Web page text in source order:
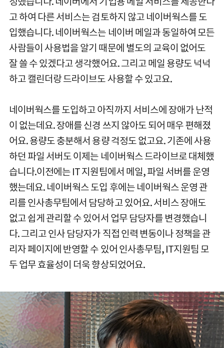
고 하여 다른 서비스는 검토하지 않고 네이버웍스를 도
입했습니다. 네이버웍스는 네이버 메일과 동일하여 모든
사람들이 사용법을 알기 때문에 별도의 교육이 없어도
잘 쓸 수 있겠다고 생각했어요. 그리고 메일 용량도 넉넉
하고 캘린더랑 드라이브도 사용할 수 있고요.
네이버웍스를 도입하고 아직까지 서비스에 장애가 난적
이 없는데요. 장애를 신경 쓰지 않아도 되어 매우 편해졌
어요. 용량도 충분해서 용량 걱정도 없고요. 기존에 사용
하던 파일 서버도 이제는 네이버웍스 드라이브로 대체했
습니다.이전에는 IT 지원팀에서 메일, 파일 서버를 운영
했는데요. 네이버웍스 도입 후에는 네이버웍스 운영 관
리를 인사총무팀에서 담당하고 있어요. 서비스 장애도
없고 쉽게 관리할 수 있어서 업무 담당자를 변경했습니
다. 그리고 인사 담당자가 직접 인력 변동이나 정책을 관
리자 페이지에 반영할 수 있어 인사총무팀, IT지원팀 모
두 업무 효율성이 더욱 향상되었어요.